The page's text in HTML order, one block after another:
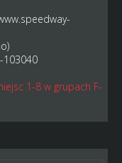
103040
1-8 w grupach F-